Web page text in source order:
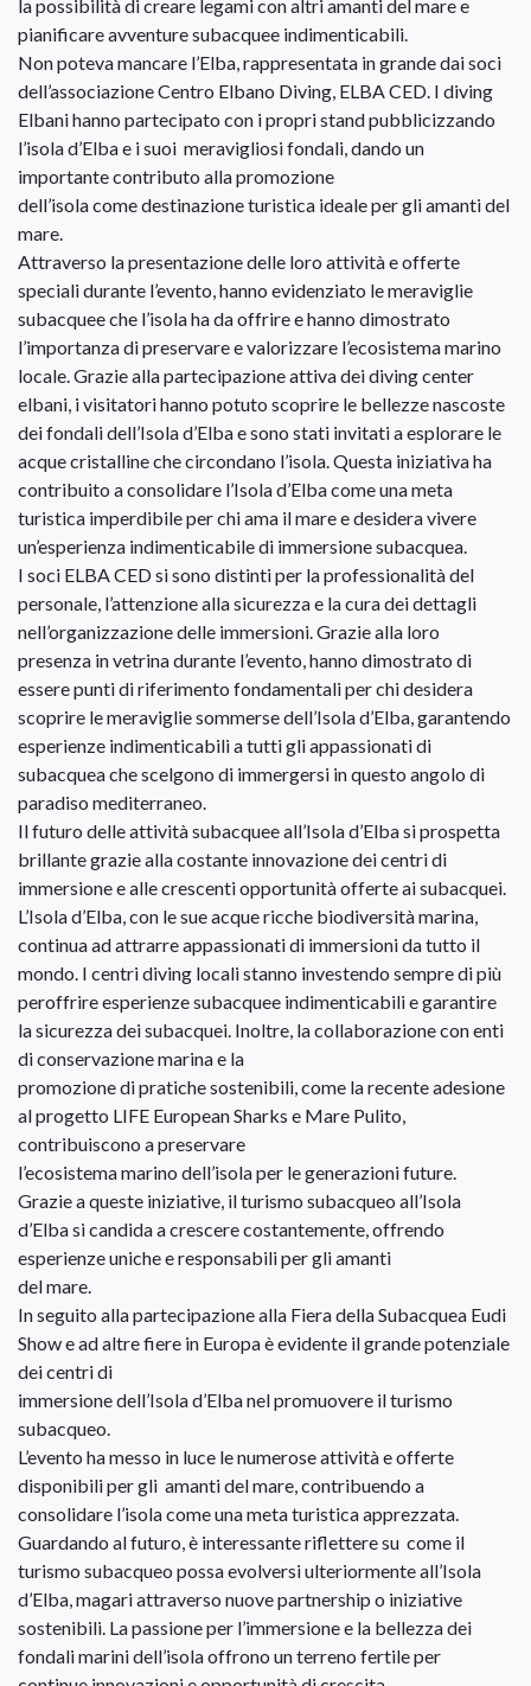
la possibilità di creare legami con altri amanti del mare e
pianificare avventure subacquee indimenticabili.
Non poteva mancare l’Elba, rappresentata in grande dai soci
dell’associazione Centro Elbano Diving, ELBA CED. I diving
Elbani hanno partecipato con i propri stand pubblicizzando
l’isola d’Elba e i suoi meravigliosi fondali, dando un
importante contributo alla promozione
dell’isola come destinazione turistica ideale per gli amanti del
mare.
Attraverso la presentazione delle loro attività e offerte
speciali durante l’evento, hanno evidenziato le meraviglie
subacquee che l’isola ha da offrire e hanno dimostrato
l’importanza di preservare e valorizzare l’ecosistema marino
locale. Grazie alla partecipazione attiva dei diving center
elbani, i visitatori hanno potuto scoprire le bellezze nascoste
dei fondali dell’Isola d’Elba e sono stati invitati a esplorare le
acque cristalline che circondano l’isola. Questa iniziativa ha
contribuito a consolidare l’Isola d’Elba come una meta
turistica imperdibile per chi ama il mare e desidera vivere
un’esperienza indimenticabile di immersione subacquea.
I soci ELBA CED si sono distinti per la professionalità del
personale, l’attenzione alla sicurezza e la cura dei dettagli
nell’organizzazione delle immersioni. Grazie alla loro
presenza in vetrina durante l’evento, hanno dimostrato di
essere punti di riferimento fondamentali per chi desidera
scoprire le meraviglie sommerse dell’Isola d’Elba, garantendo
esperienze indimenticabili a tutti gli appassionati di
subacquea che scelgono di immergersi in questo angolo di
paradiso mediterraneo.
Il futuro delle attività subacquee all’Isola d’Elba si prospetta
brillante grazie alla costante innovazione dei centri di
immersione e alle crescenti opportunità offerte ai subacquei.
L’Isola d’Elba, con le sue acque ricche biodiversità marina,
continua ad attrarre appassionati di immersioni da tutto il
mondo. I centri diving locali stanno investendo sempre di più
peroffrire esperienze subacquee indimenticabili e garantire
la sicurezza dei subacquei. Inoltre, la collaborazione con enti
di conservazione marina e la
promozione di pratiche sostenibili, come la recente adesione
al progetto LIFE European Sharks e Mare Pulito,
contribuiscono a preservare
l’ecosistema marino dell’isola per le generazioni future.
Grazie a queste iniziative, il turismo subacqueo all’Isola
d’Elba si candida a crescere costantemente, offrendo
esperienze uniche e responsabili per gli amanti
del mare.
In seguito alla partecipazione alla Fiera della Subacquea Eudi
Show e ad altre fiere in Europa è evidente il grande potenziale
dei centri di
immersione dell’Isola d’Elba nel promuovere il turismo
subacqueo.
L’evento ha messo in luce le numerose attività e offerte
disponibili per gli amanti del mare, contribuendo a
consolidare l’isola come una meta turistica apprezzata.
Guardando al futuro, è interessante riflettere su come il
turismo subacqueo possa evolversi ulteriormente all’Isola
d’Elba, magari attraverso nuove partnership o iniziative
sostenibili. La passione per l’immersione e la bellezza dei
fondali marini dell’isola offrono un terreno fertile per